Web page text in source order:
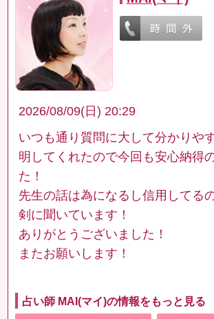
2026/08/09(日) 20:29
いつも通り質問に大して分かりや
明してくれたので今回も安心納得
た！
先生の話は為になるし信用してる
剣に聞いています！
ありがとうございました！
またお願いします！
占い師 MAI(マイ)の情報をもっと見る